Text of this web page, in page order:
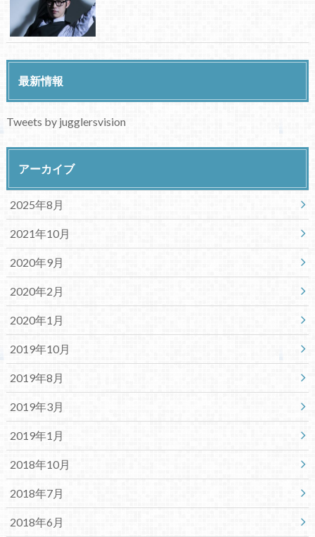
最新情報
Tweets by jugglersvision
アーカイブ
2025年8月
2021年10月
2020年9月
2020年2月
2020年1月
2019年10月
2019年8月
2019年3月
2019年1月
2018年10月
2018年7月
2018年6月